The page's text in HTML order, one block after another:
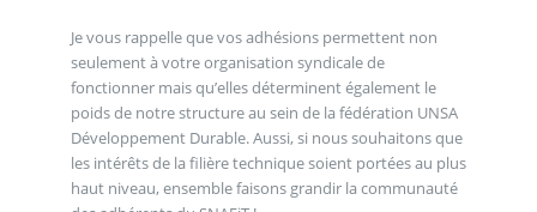
Je vous rappelle que vos adhésions permettent non
seulement à votre organisation syndicale de
fonctionner mais qu’elles déterminent également le
poids de notre structure au sein de la fédération UNSA
Développement Durable. Aussi, si nous souhaitons que
les intérêts de la filière technique soient portées au plus
haut niveau, ensemble faisons grandir la communauté